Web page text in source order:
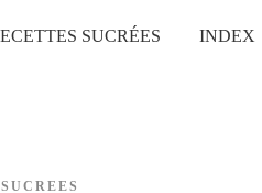
SUCRÉES INDEX